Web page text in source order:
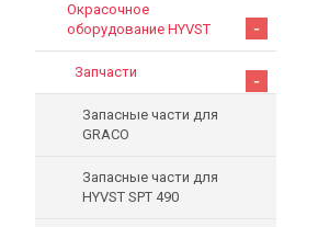
Окрасочное
оборудование HYVST
-
Запчасти -
Запасные части для
GRACO
Запасные части для
HYVST SPT 490